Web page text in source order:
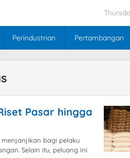
Perindustrian Pertambangan
Pasar hingga
bagi pelaku
Selain itu, peluang ini